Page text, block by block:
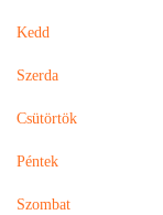
Kedd
Szerda
Csütörtök
Péntek
Szombat